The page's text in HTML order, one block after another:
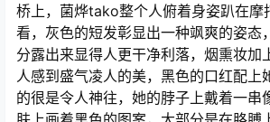
桥上，菌烨tako整个人俯着身姿趴在摩
看，灰色的短发彰显出一种飒爽的姿态
分露出来显得人更干净利落，烟熏妆加
人感到盛气凌人的美，黑色的口红配上
的很是令人神往，她的脖子上戴着一串